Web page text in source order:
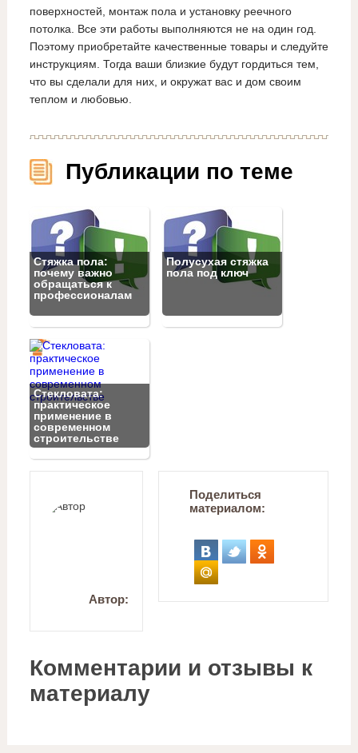
поверхностей, монтаж пола и установку реечного
потолка. Все эти работы выполняются не на один год.
Поэтому приобретайте качественные товары и следуйте
инструкциям. Тогда ваши близкие будут гордиться тем,
что вы сделали для них, и окружат вас и дом своим
теплом и любовью.
Публикации по теме
Стяжка пола:
почему важно
обращаться к
профессионалам
Полусухая стяжка
пола под ключ
Стекловата:
практическое
применение в
современном
строительстве
Автор:
Поделиться
материалом:
Комментарии и отзывы к
материалу